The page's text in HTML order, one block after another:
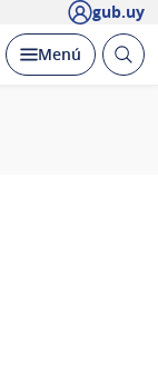
gub.uy
Desplegar
Menú Abrir